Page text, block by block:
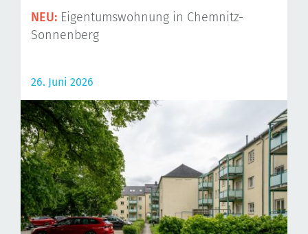
NEU: Eigentumswohnung in Chemnitz-
Sonnenberg
26. Juni 2026